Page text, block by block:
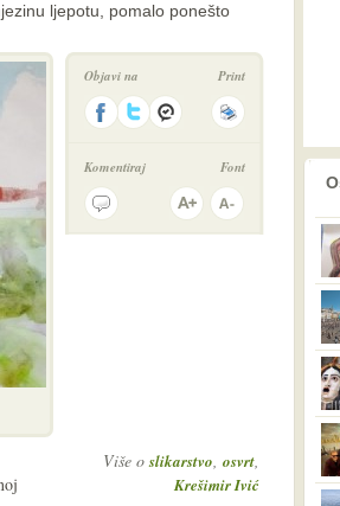
ljepotu, pomalo ponešto
Objavi na Print
Komentiraj Font
Više oslikarstvo, osvrt,
Krešimir Ivić
prethodno